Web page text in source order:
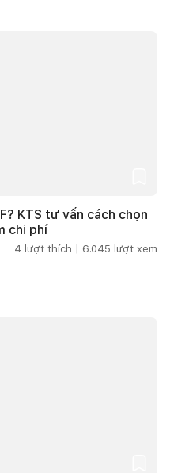
KTS tư vấn cách chọn
chi phí
4 lượt thích | 6.045 lượt xem